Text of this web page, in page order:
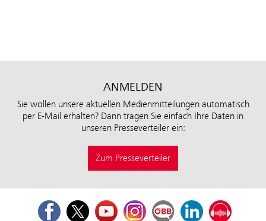
ANMELDEN
Sie wollen unsere aktuellen Medienmitteilungen automatisch
per E-Mail erhalten? Dann tragen Sie einfach Ihre Daten in
unseren Presseverteiler ein:
Zum Presseverteiler
FacebookTwitterYoutubeInstagramÖBB Corporate Blog
LinkedInPodcast